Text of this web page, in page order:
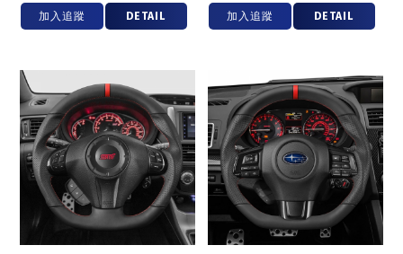
加入追蹤 DETAIL 加入追蹤 DETAIL